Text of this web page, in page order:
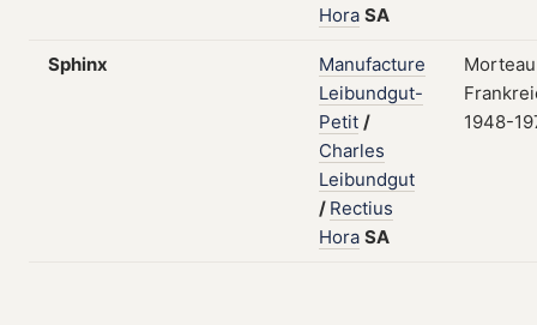
Hora SA
Sphinx
Manufacture
Leibundgut-
Petit /
Charles
Leibundgut
/ Rectius
Hora SA
1948-